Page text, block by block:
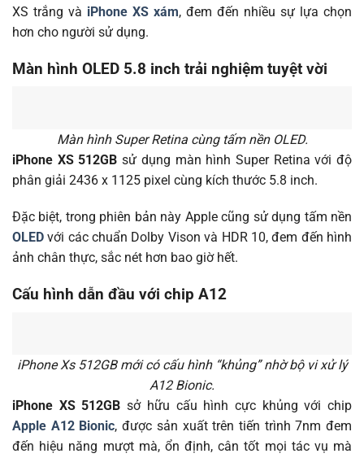
XS trắng và iPhone XS xám, đem đến nhiều sự lựa chọn
hơn cho người sử dụng.
Màn hình OLED 5.8 inch trải nghiệm tuyệt vời
Màn hình Super Retina cùng tấm nền OLED.
iPhone XS 512GB sử dụng màn hình Super Retina với độ
phân giải 2436 x 1125 pixel cùng kích thước 5.8 inch.
Đặc biệt, trong phiên bản này Apple cũng sử dụng tấm nền
OLED với các chuẩn Dolby Vison và HDR 10, đem đến hình
ảnh chân thực, sắc nét hơn bao giờ hết.
Cấu hình dẫn đầu với chip A12
iPhone Xs 512GB mới có cấu hình “khủng” nhờ bộ vi xử lý
A12 Bionic.
iPhone XS 512GB sở hữu cấu hình cực khủng với chip
Apple A12 Bionic, được sản xuất trên tiến trình 7nm đem
đến hiệu năng mượt mà, ổn định, cân tốt mọi tác vụ mà